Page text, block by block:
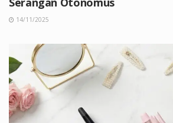
14/11/2025